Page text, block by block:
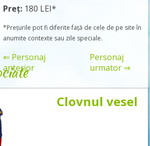
Preț: 180 LEI*
*Prețurile pot fi diferite față de cele de pe site în
anumite contexte sau zile speciale.
Rezervă
⇐ Personaj
anterior
Personaj
urmator ⇒
Clovnul vesel